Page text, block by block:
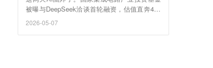
被曝与DeepSeek洽谈首轮融资，估值直奔450
亿美元。
2026-05-07